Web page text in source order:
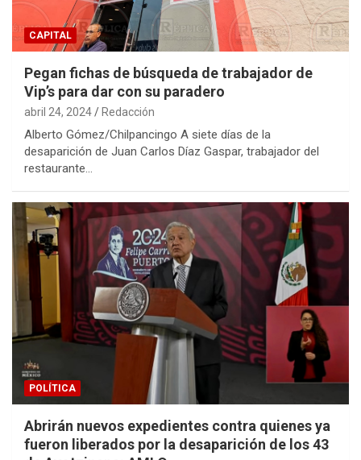
CAPITAL
Pegan fichas de búsqueda de trabajador de
Vip’s para dar con su paradero
abril 24, 2024 Redacción
Alberto Gómez/Chilpancingo A siete días de la
desaparición de Juan Carlos Díaz Gaspar, trabajador del
restaurante…
POLÍTICA
Abrirán nuevos expedientes contra quienes ya
fueron liberados por la desaparición de los 43